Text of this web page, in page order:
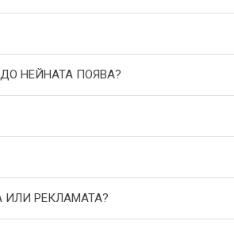
НЕЙНАТА ПОЯВА?
ИЛИ РЕКЛАМАТА?